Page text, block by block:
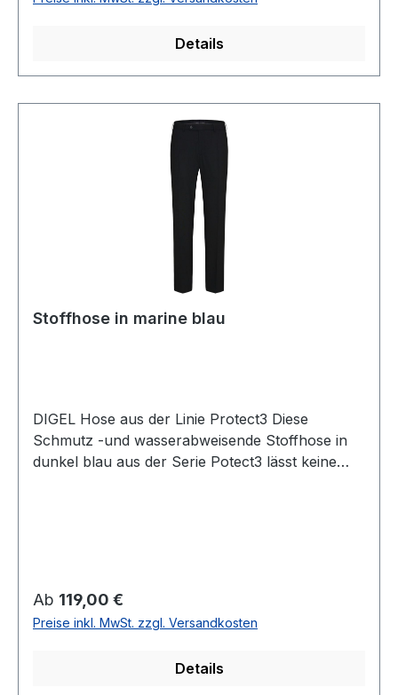
% Wolle 46 % Polyester 5 % Elastan30°
Details
Stoffhose in marine blau
DIGEL Hose aus der Linie Protect3 Diese
Schmutz -und wasserabweisende Stoffhose in
dunkel blau aus der Serie Potect3 lässt keine
cmSchmutz und -wasserabweisend
durch protect3 Ausrüstung54 % Polyester 44 %
Wolle 2% ElastanChemische ReinigungArtikel Nr.
Regulärer Preis:
Ab 119,00 €
Preise inkl. MwSt. zzgl. Versandkosten
Details